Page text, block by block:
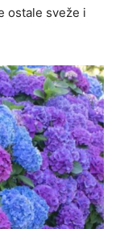
ostale sveže i